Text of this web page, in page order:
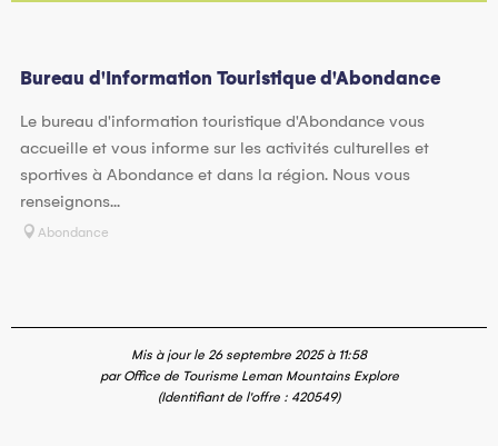
Permet d'accéder à...
Bureau d'Information Touristique d'Abondance
Le bureau d'information touristique d'Abondance vous
accueille et vous informe sur les activités culturelles et
sportives à Abondance et dans la région. Nous vous
renseignons...
Abondance
Mis à jour le 26 septembre 2025 à 11:58
par Office de Tourisme Leman Mountains Explore
(Identifiant de l'offre : 420549)